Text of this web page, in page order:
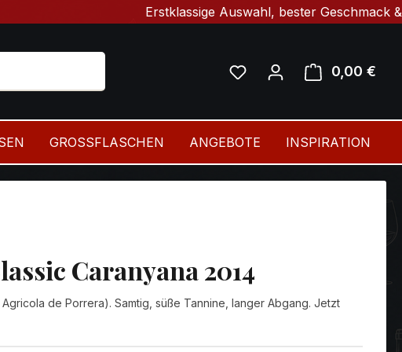
Erstklassige Auswahl, bester Geschmack &
0,00 €
GROSSFLASCHEN ANGEBOTE INSPIRATION
Caranyana 2014
de Porrera). Samtig, süße Tannine, langer Abgang. Jetzt